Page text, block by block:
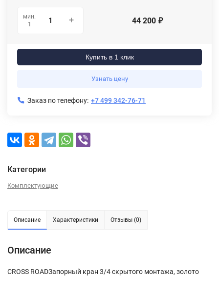
мин.
1
44 200 ₽
Купить в 1 клик
Узнать цену
Заказ по телефону: +7 499 342-76-71
Категории
Комплектующие
Описание Характеристики Отзывы (0)
Описание
CROSS ROADЗапорный кран 3/4 скрытого монтажа, золото